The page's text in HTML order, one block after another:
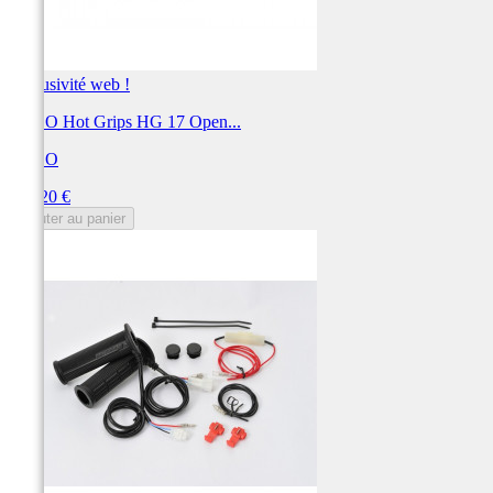
Exclusivité web !
KOSO Hot Grips HG 17 Open...
KOSO
149,20 €
Ajouter au panier